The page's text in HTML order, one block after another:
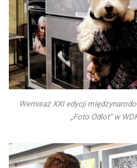
Wernisaż XXI edycji
„Foto Odlot” w